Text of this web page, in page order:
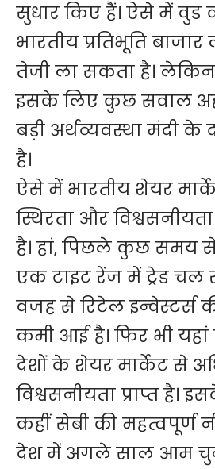
सुधार किए हैं। ऐसे में वुड
भारतीय प्रतिभूति
तेजी ला सकता है। लेकिन
इसके लिए कुछ सवाल
बड़ी अर्थव्यवस्था मंदी के
है।
ऐसे में भारतीय शेयर
स्थिरता और
है। हां, पिछले कुछ समय
एक टाइट रेंज में ट्रेड चल
वजह से रिटेल इन्वेस्टर्स
कमी आई है। फिर भी
देशों के शेयर मार्केट से
विश्वसनीयता प्राप्त है।
कहीं सेबी की महत्वपूर्ण
देश में अगले साल आम